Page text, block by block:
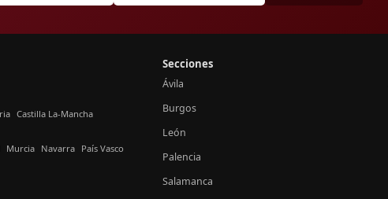
Castilla La-Mancha
Murcia Navarra País Vasco
Secciones
Ávila
Burgos
León
Palencia
Salamanca